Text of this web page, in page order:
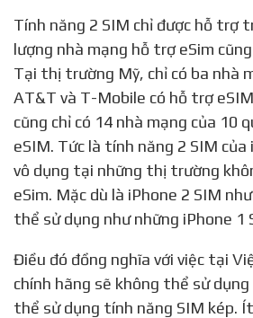
Tính năng 2 SIM chỉ được hỗ trợ trên iOS 12 và số
lượng nhà mạng hỗ trợ eSim
Tại thị trường Mỹ, chỉ có ba nhà
AT&T và T-Mobile có hỗ trợ
cũng chỉ có 14 nhà mạng của 10
eSIM. Tức là tính năng 2 SIM
vô dụng tại những thị trường
eSim. Mặc dù là iPhone 2 SIM
thể sử dụng như những iPhone 1
Điều đó đồng nghĩa với việc tại Việt Nam, iPhone Xs
chính hãng sẽ không thể sử dụng
thể sử dụng tính năng SIM kép.